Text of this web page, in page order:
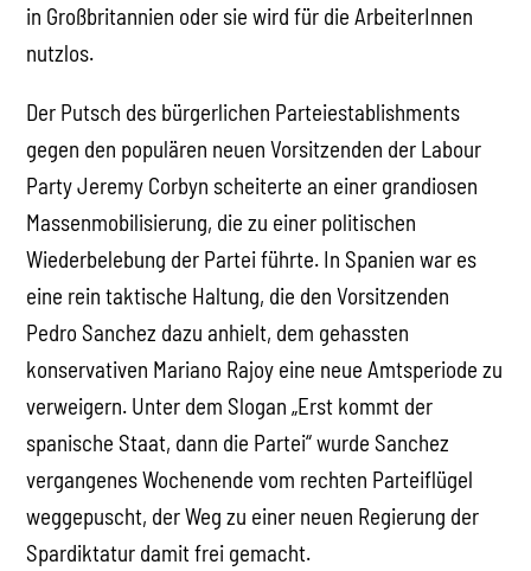
in Großbritannien oder sie wird für die ArbeiterInnen
nutzlos.
Der Putsch des bürgerlichen Parteiestablishments
gegen den populären neuen Vorsitzenden der Labour
Party Jeremy Corbyn scheiterte an einer grandiosen
Massenmobilisierung, die zu einer politischen
Wiederbelebung der Partei führte. In Spanien war es
eine rein taktische Haltung, die den Vorsitzenden
Pedro Sanchez dazu anhielt, dem gehassten
konservativen Mariano Rajoy eine neue Amtsperiode zu
verweigern. Unter dem Slogan „Erst kommt der
spanische Staat, dann die Partei“ wurde Sanchez
vergangenes Wochenende vom rechten Parteiflügel
weggepuscht, der Weg zu einer neuen Regierung der
Spardiktatur damit frei gemacht.